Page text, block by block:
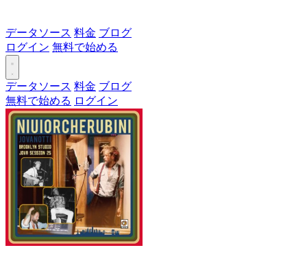
データソース 料金 ブログ
ログイン 無料で始める
データソース 料金 ブログ
無料で始める ログイン